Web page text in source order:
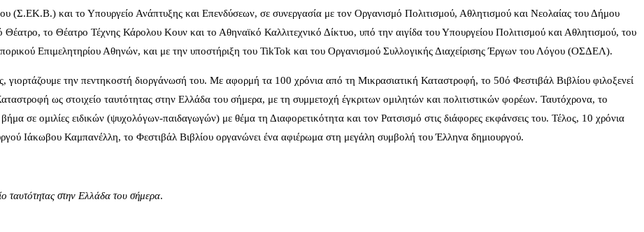
(Σ.ΕΚ.Β.) και το Υπουργείο Ανάπτυξης και Επενδύσεων, σε συνεργασία με τον Οργανισμό Πολιτισμού, Αθλητισμού και Νεολαίας του Δήμου
το Θέατρο Τέχνης Κάρολου Κουν και το Αθηναϊκό Καλλιτεχνικό Δίκτυο, υπό την αιγίδα του Υπουργείου Πολιτισμού και Αθλητισμού, του
Επιμελητηρίου Αθηνών, και με την υποστήριξη του TikTok και του Οργανισμού Συλλογικής Διαχείρισης Έργων του Λόγου (ΟΣΔΕΛ).
γιορτάζουμε την πεντηκοστή διοργάνωσή του. Με αφορμή τα 100 χρόνια από τη Μικρασιατική Καταστροφή, το 50ό Φεστιβάλ Βιβλίου φιλοξενεί
ως στοιχείο ταυτότητας στην Ελλάδα του σήμερα, με τη συμμετοχή έγκριτων ομιλητών και πολιτιστικών φορέων. Ταυτόχρονα, το
σε ομιλίες ειδικών (ψυχολόγων-παιδαγωγών) με θέμα τη Διαφορετικότητα και τον Ρατσισμό στις διάφορες εκφάνσεις του. Τέλος, 10 χρόνια
Ιάκωβου Καμπανέλλη, το Φεστιβάλ Βιβλίου οργανώνει ένα αφιέρωμα στη μεγάλη συμβολή του Έλληνα δημιουργού.
ταυτότητας στην Ελλάδα του σήμερα.